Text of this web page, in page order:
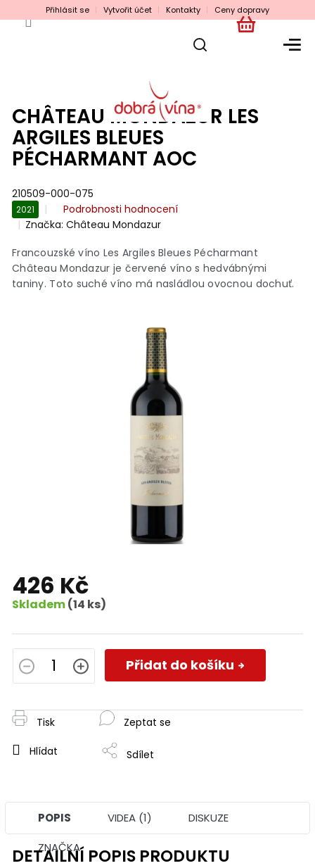
na
Přihlásit se Vytvořit účet Kontakty Ceny dopravy
NÁKUPNÍ
CHÂTEAU MONDAZUR LES
ARGILES BLEUES
PÉCHARMANT AOC
210509-000-075
2021
Průměrné
hodnocení
je
0,0
z
5
Podrobnosti hodnocení
Značka:Château Mondazur
Francouzské víno Les Argiles Bleues Pécharmant
Château Mondazur je červené víno s hedvábnými
taniny. Toto suché víno má nasládlou ovocnou dochuť.
426 Kč
Skladem(14 ks)
Měrná
cena:
Přidat do košíku
Tisk Zeptat se
Hlídat Sdílet
POPIS VIDEA (1)
DISKUZE
ZNAČKA
DETAILNÍ POPIS PRODUKTU